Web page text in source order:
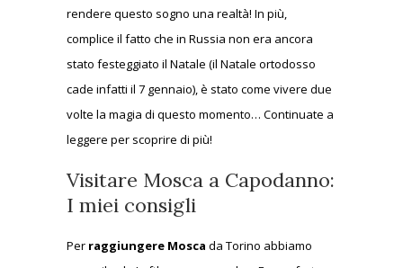
rendere questo sogno una realtà! In più,
complice il fatto che in Russia non era ancora
stato festeggiato il Natale (il Natale ortodosso
cade infatti il 7 gennaio), è stato come vivere due
volte la magia di questo momento… Continuate a
leggere per scoprire di più!
Visitare Mosca a Capodanno:
I miei consigli
Per raggiungere Mosca da Torino abbiamo